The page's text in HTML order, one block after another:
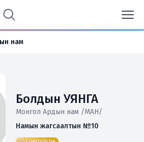
нам
Болдын УЯНГА
Монгол Ардын нам /МАН/
Намын жагсаалтын №10